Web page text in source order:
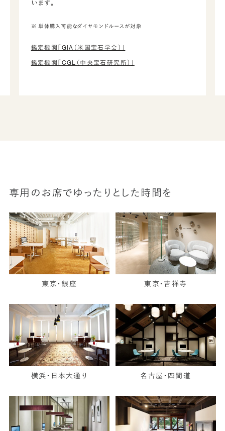
います。
※ 単体購入可能なダイヤモンドルースが対象
鑑定機関「GIA（米国宝石学会）」
鑑定機関「CGL（中央宝石研究所）」
専用のお席でゆったりとした時間を
東京・銀座 東京・吉祥寺
横浜・日本大通り 名古屋・四間道